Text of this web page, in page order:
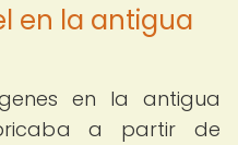
en la antigua
en la antigua
a partir de